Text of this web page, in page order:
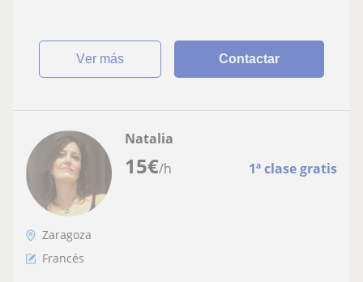
ver más Contactar
15€/h 1ª clase gratis
Natalia
Zaragoza
Francés